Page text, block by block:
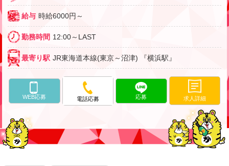
給与 時給6000円～
勤務時間 12:00～LAST
最寄り駅 JR東海道本線(東京～沼津) 『横浜駅』
WEB応募 電話応募 応募 求人詳細